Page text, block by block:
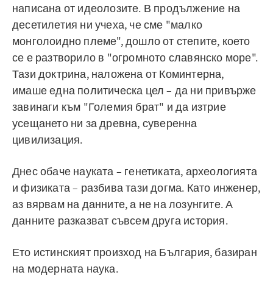
написана от идеолозите. В продължение на
десетилетия ни учеха, че сме "малко
монголоидно племе", дошло от степите, което
се е разтворило в "огромното славянско море".
Тази доктрина, наложена от Коминтерна,
имаше една политическа цел – да ни привърже
завинаги към "Големия брат" и да изтрие
усещането ни за древна, суверенна
цивилизация.
Днес обаче науката – генетиката, археологията
и физиката – разбива тази догма. Като инженер,
аз вярвам на данните, а не на лозунгите. А
данните разказват съвсем друга история.
Ето истинският произход на България, базиран
на модерната наука.